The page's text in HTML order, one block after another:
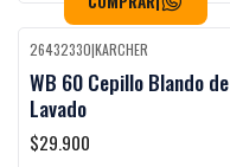
Black Week
26432330|KARCHER
WB 60 Cepillo Blando de
Lavado
$29.900